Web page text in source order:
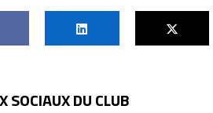
SOCIAUX DU CLUB